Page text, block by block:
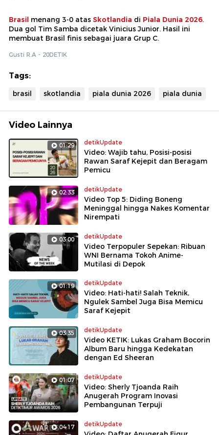
Brasil menang 3-0 atas Skotlandia di Piala Dunia 2026.
Dua gol Tim Samba dicetak Vinicius Junior. Hasil ini
membuat Brasil finis sebagai juara Grup C.
Gusti R.A - 20DETIK
Tags:
brasil skotlandia piala dunia 2026 piala dunia
Video Lainnya
01:29 detikUpdate
Video: Wajib tahu, Posisi-posisi
Rawan Saraf Kejepit dan Beragam
Pemicu
02:33 detikUpdate
Video Top 5: Diding Boneng
Meninggal hingga Nakes Komentar
Nirempati
03:00 detikUpdate
Video Terpopuler Sepekan: Ribuan
WNI Bernama Tokoh Anime-
Mutilasi di Depok
01:19 detikUpdate
Video: Hati-hati! Salah Teknik,
Ngulek Sambel Juga Bisa Memicu
Saraf Kejepit
03:35 detikUpdate
Video KETIK: Lukas Graham Bocorin
Album Baru hingga Kedekatan
dengan Ed Sheeran
01:07 detikUpdate
Video: Sherly Tjoanda Raih
Anugerah Program Inovasi
Pembangunan Terpuji
04:17 detikUpdate